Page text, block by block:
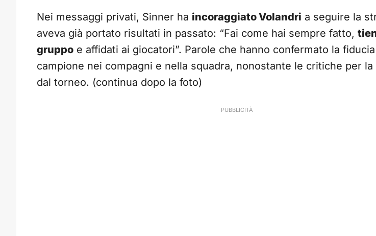
Nei messaggi privati, Sinner ha incoraggiato Volandri a seguire la
aveva già portato risultati in passato: “Fai come hai sempre fatto,
gruppo e affidati ai giocatori”. Parole che hanno confermato la
campione nei compagni e nella squadra, nonostante le critiche per la
dal torneo. (continua dopo la foto)